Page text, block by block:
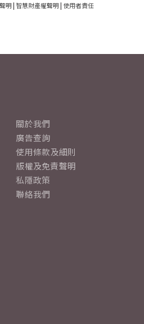
明 | 智慧財產權聲明 | 使用者責任
關於我們
廣告查詢
使用條款及細則
版權及免責聲明
私隱政策
聯絡我們